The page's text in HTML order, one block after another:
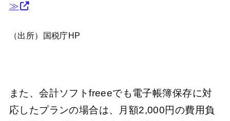
≫
（出所）国税庁HP
また、会計ソフトfreeeでも電子帳簿保存に対
応したプランの場合は、月額2,000円の費用負